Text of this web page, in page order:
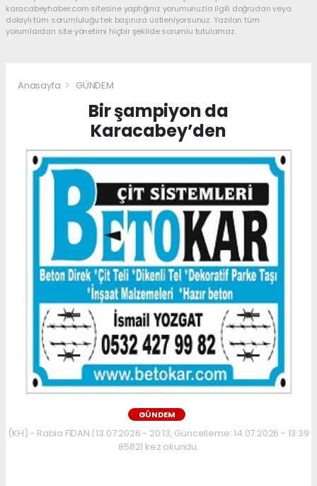
karacabeyhaber.com sitesine yaptığınız yorumunuzla ilgili doğrudan veya
dolaylı tüm sorumluluğu tek başınıza üstleniyorsunuz. Yazılan tüm
yorumlardan site yönetimi hiçbir şekilde sorumlu tutulamaz.
Anasayfa GÜNDEM
Bir şampiyon da
Karacabey’den
GÜNDEM
(KH) - Rabia FİDAN | 13.07.2026 - 20:13, Güncelleme: 14.07.2026 - 13:39
85821 kez okundu.